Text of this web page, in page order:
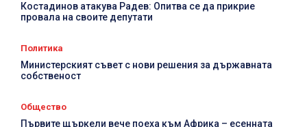
Костадинов атакува Радев: Опитва се да прикрие
провала на своите депутати
Политика
Министерският съвет с нови решения за държавната
собственост
Общество
Първите щъркели вече поеха към Африка – есенната